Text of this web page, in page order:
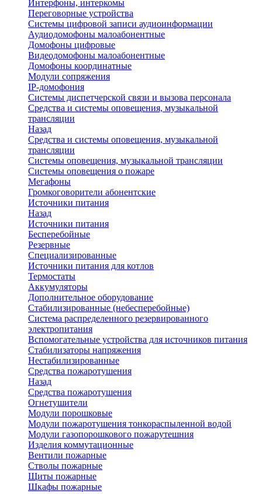
Интерфоны, интеркомы
Переговорные устройства
Системы цифровой записи аудиоинформации
Аудиодомофоны малоабонентные
Домофоны цифровые
Видеодомофоны малоабонентные
Домофоны координатные
Модули сопряжения
IP-домофония
Системы диспетчерской связи и вызова персонала
Средства и системы оповещения, музыкальной
трансляции
Назад
Средства и системы оповещения, музыкальной
трансляции
Системы оповещения, музыкальной трансляции
Системы оповещения о пожаре
Мегафоны
Громкоговорители абонентские
Источники питания
Назад
Источники питания
Бесперебойные
Резервные
Специализированные
Источники питания для котлов
Термостаты
Аккумуляторы
Дополнительное оборудование
Стабилизированные (небесперебойные)
Система распределенного резервированного
электропитания
Вспомогательные устройства для источников питания
Стабилизаторы напряжения
Нестабилизированные
Средства пожаротушения
Назад
Средства пожаротушения
Огнетушители
Модули порошковые
Модули пожаротушения тонкораспыленной водой
Модули газопорошкового пожарутешния
Изделия коммутационные
Вентили пожарные
Стволы пожарные
Щиты пожарные
Шкафы пожарные